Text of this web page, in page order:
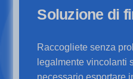
Soluzione di
Raccogliete senza
legalmente vincolanti